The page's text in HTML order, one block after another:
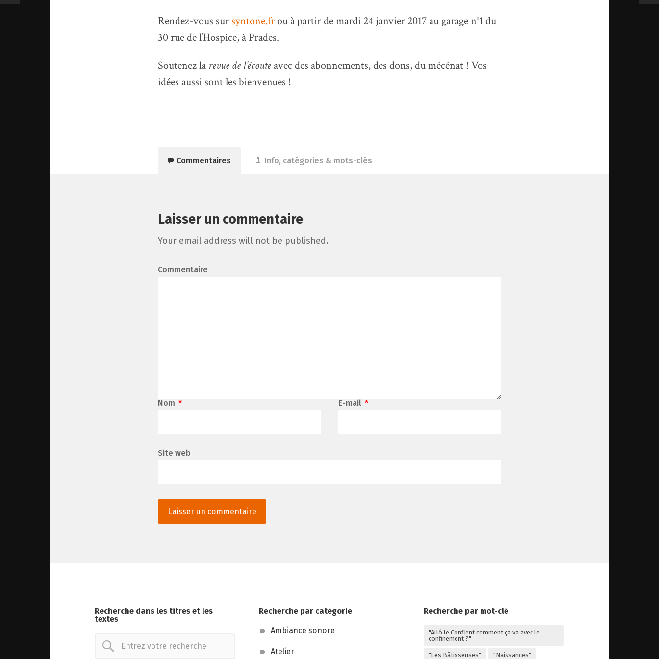
Rendez-vous sur syntone.frou à partir de mardi 24 janvier 2017 au garage n°1 du
30 rue de l’Hospice, à Prades.
Soutenez la revue de l’écoute avec des abonnements, des dons, du mécénat ! Vos
idées aussi sont les bienvenues !
Commentaires Info, catégories & mots-clés
Laisser un commentaire
Your email address will not be published.
Commentaire
Nom * E-mail *
Site web
Recherche dans les titres et les
textes
Recherche par catégorie
Ambiance sonore
Atelier
Recherche par mot-clé
"Allô le Conflent comment ça va avec le
confinement ?"
"Les Bâtisseuses" "Naissances"